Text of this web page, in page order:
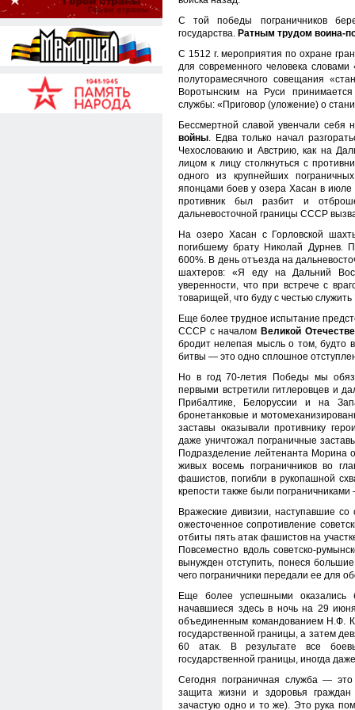
С той победы пограничников
государства. Ратным трудом воина-
С 1512 г. мероприятия по охране
для современного человека
полуторамесячного совещания
Воротынским на Руси
службы: «Приговор (уложение) о
Бессмертной славой увенчали
войны. Едва только начал
Чехословакию и Австрию, как на
лицом к лицу столкнуться с
одного из крупнейших
японцами боев у озера Хасан в июле
противник был разбит и
дальневосточной границы СССР
На озеро Хасан с Горловской
погибшему брату Николай Дурнев.
600%. В день отъезда на
шахтеров: «Я еду на Дальний
уверенности, что при встрече с
товарищей, что буду с честью
Еще более трудное испытание
СССР с началом Великой
бродит нелепая мысль о том, будто
битвы — это одно сплошное
Но в год 70-летия Победы мы
первыми встретили гитлеровцев и
Прибалтике, Белоруссии и на
бронетанковые и
заставы оказывали противнику
даже уничтожал пограничные
Подразделение лейтенанта Морина
живых восемь пограничников во
фашистов, погибли в рукопашной
крепости также были
Вражеские дивизии, наступавшие
ожесточенное сопротивление
отбиты пять атак фашистов на
Повсеместно вдоль советско-
вынужден отступить, понеся
чего пограничники передали ее для
Еще более успешными оказались
начавшиеся здесь в ночь на 29
объединенным командованием Н.Ф.
государственной границы, а затем
60 атак. В результате все
государственной границы, иногда
Сегодня пограничная служба —
защита жизни и здоровья
зачастую одно и то же). Это рука